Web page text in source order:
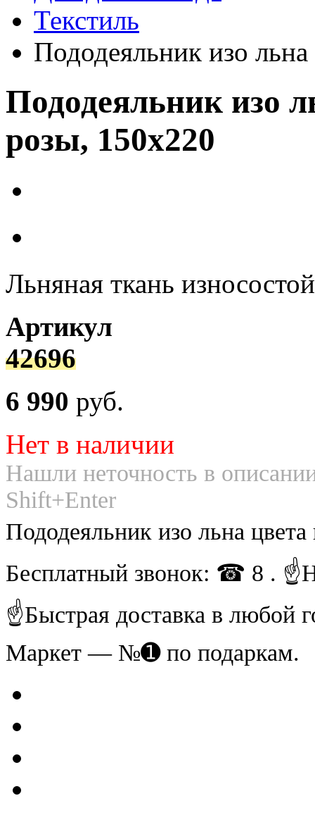
Текстиль
Пододеяльник изо
Пододеяльник изо
розы, 150х220
Льняная ткань
Артикул
42696
6 990 руб.
Нет в наличии
Нашли неточность в
Shift+Enter
Пододеяльник изо льна
Бесплатный звонок: ☎ 8 .
☝Быстрая доставка в любой
Маркет — №➊ по подаркам.